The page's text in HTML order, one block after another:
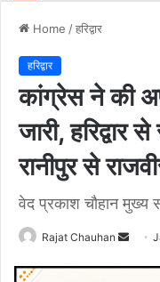
Home /हरिद्वार
हरिद्वार
कांग्रेस ने की
जारी, हरिद्वार
रानीपुर से
वेद प्रकाश चौहान मुख्य
Rajat Chauhan
Send